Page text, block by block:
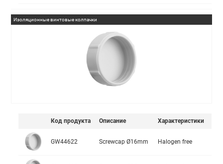
Изоляционные винтовые колпачки
Код продукта Описание Характеристики
GW44622 Screwcap Ø16mm Halogen free